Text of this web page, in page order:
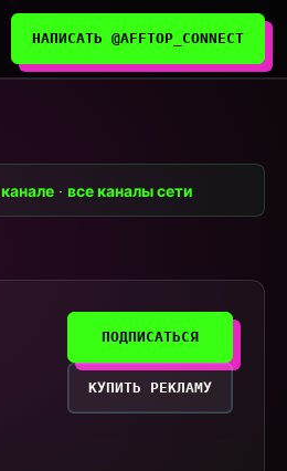
НАПИСАТЬ @AFFTOP_CONNECT
·все каналы сети
ПОДПИСАТЬСЯ
КУПИТЬ РЕКЛАМУ